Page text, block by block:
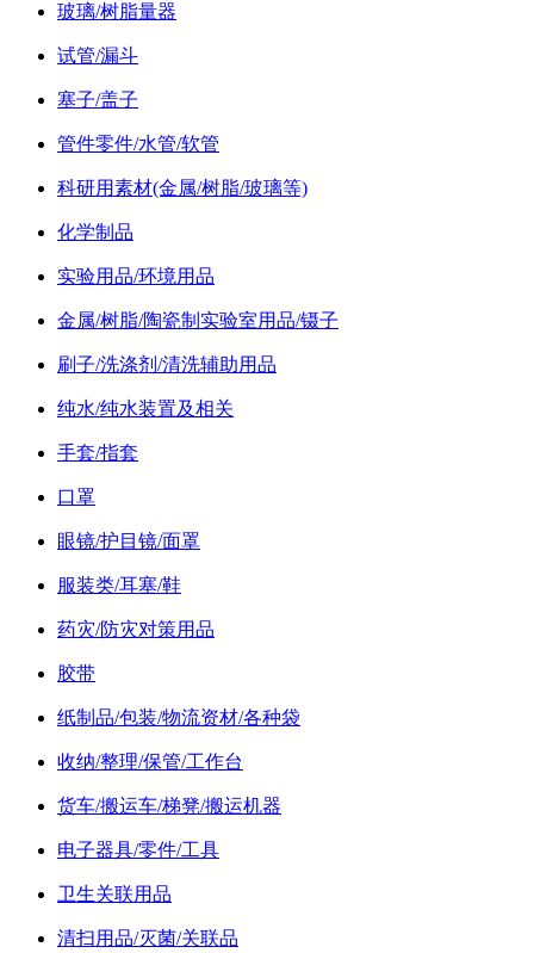
玻璃/树脂量器
试管/漏斗
塞子/盖子
管件零件/水管/软管
科研用素材(金属/树脂/玻璃等)
化学制品
实验用品/环境用品
金属/树脂/陶瓷制实验室用品/镊子
刷子/洗涤剂/清洗辅助用品
纯水/纯水装置及相关
手套/指套
口罩
眼镜/护目镜/面罩
服装类/耳塞/鞋
药灾/防灾对策用品
胶带
纸制品/包装/物流资材/各种袋
收纳/整理/保管/工作台
货车/搬运车/梯凳/搬运机器
电子器具/零件/工具
卫生关联用品
清扫用品/灭菌/关联品